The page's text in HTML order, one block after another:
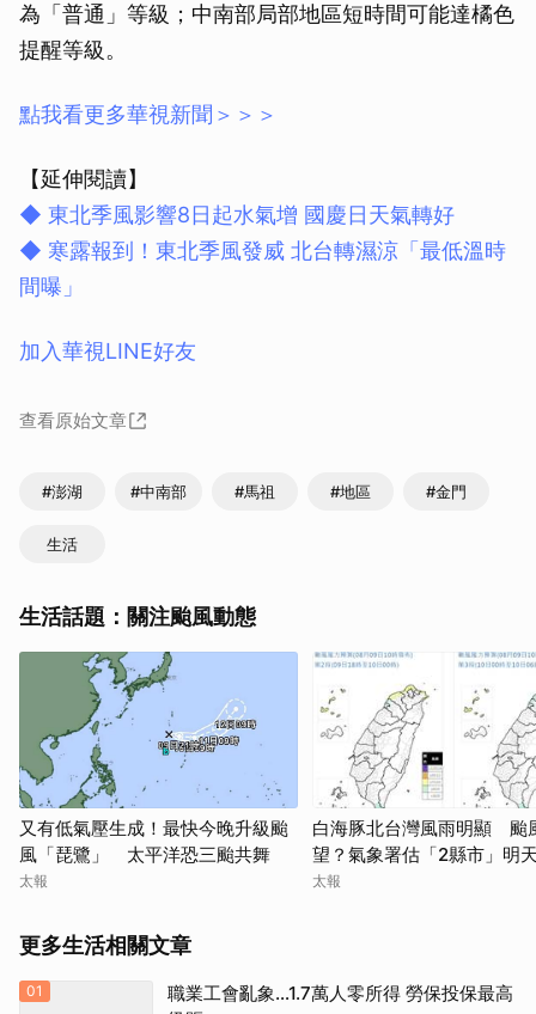
為「普通」等級；中南部局部地區短時間可能達橘色
提醒等級。
點我看更多華視新聞＞＞＞
【延伸閱讀】
◆ 東北季風影響8日起水氣增 國慶日天氣轉好
◆ 寒露報到！東北季風發威 北台轉濕涼「最低溫時
間曝」
加入華視LINE好友
查看原始文章
#澎湖 #中南部 #馬祖 #地區 #金門
生活
生活話題：關注颱風動態
又有低氣壓生成！最快今晚升級颱
風「琵鷺」 太平洋恐三颱共舞
太報
白海豚北台灣風雨明顯 颱
望？氣象署估「2縣市」明
太報
更多生活相關文章
01
職業工會亂象…1.7萬人零所得 勞保投保最高